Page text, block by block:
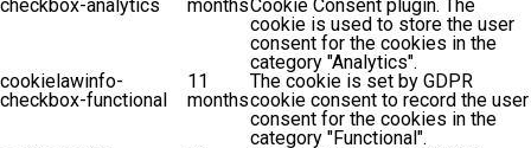
checkbox-analytics
monthsCookie Consent plugin. The
cookie is used to store the user
consent for the cookies in the
category "Analytics".
cookielawinfo-
checkbox-functional
11
months
The cookie is set by GDPR
cookie consent to record the user
consent for the cookies in the
category "Functional".